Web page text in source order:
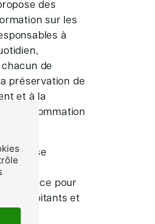
des
sur les
à
de
préservation de
et à la
consommation
se
un
confiance pour
les habitants et
de